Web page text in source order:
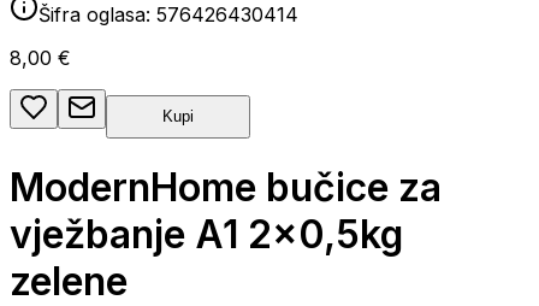
Šifra oglasa: 576426430414
8,00 €
Kupi
ModernHome bučice za
vježbanje A1 2x0,5kg
zelene